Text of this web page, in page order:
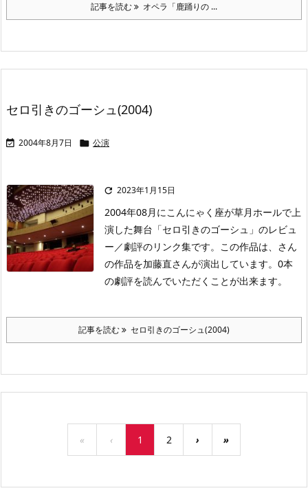
記事を読む オペラ「鹿踊りの ...
セロ引きのゴーシュ(2004)
 2004年8月7日  公演
 2023年1月15日
2004年08月にこんにゃく座が草月ホールで上
演した舞台「セロ引きのゴーシュ」のレビュ
ー／劇評のリンク集です。この作品は、さん
の作品を加藤直さんが演出しています。0本
の劇評を読んでいただくことが出来ます。
記事を読む セロ引きのゴーシュ(2004)
« ‹ 1 2 › »